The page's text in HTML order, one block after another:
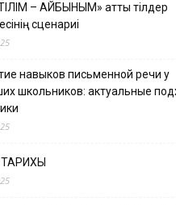
– АЙБЫНЫМ» атты тілдер
сценариі
навыков письменной речи у
школьников: актуальные